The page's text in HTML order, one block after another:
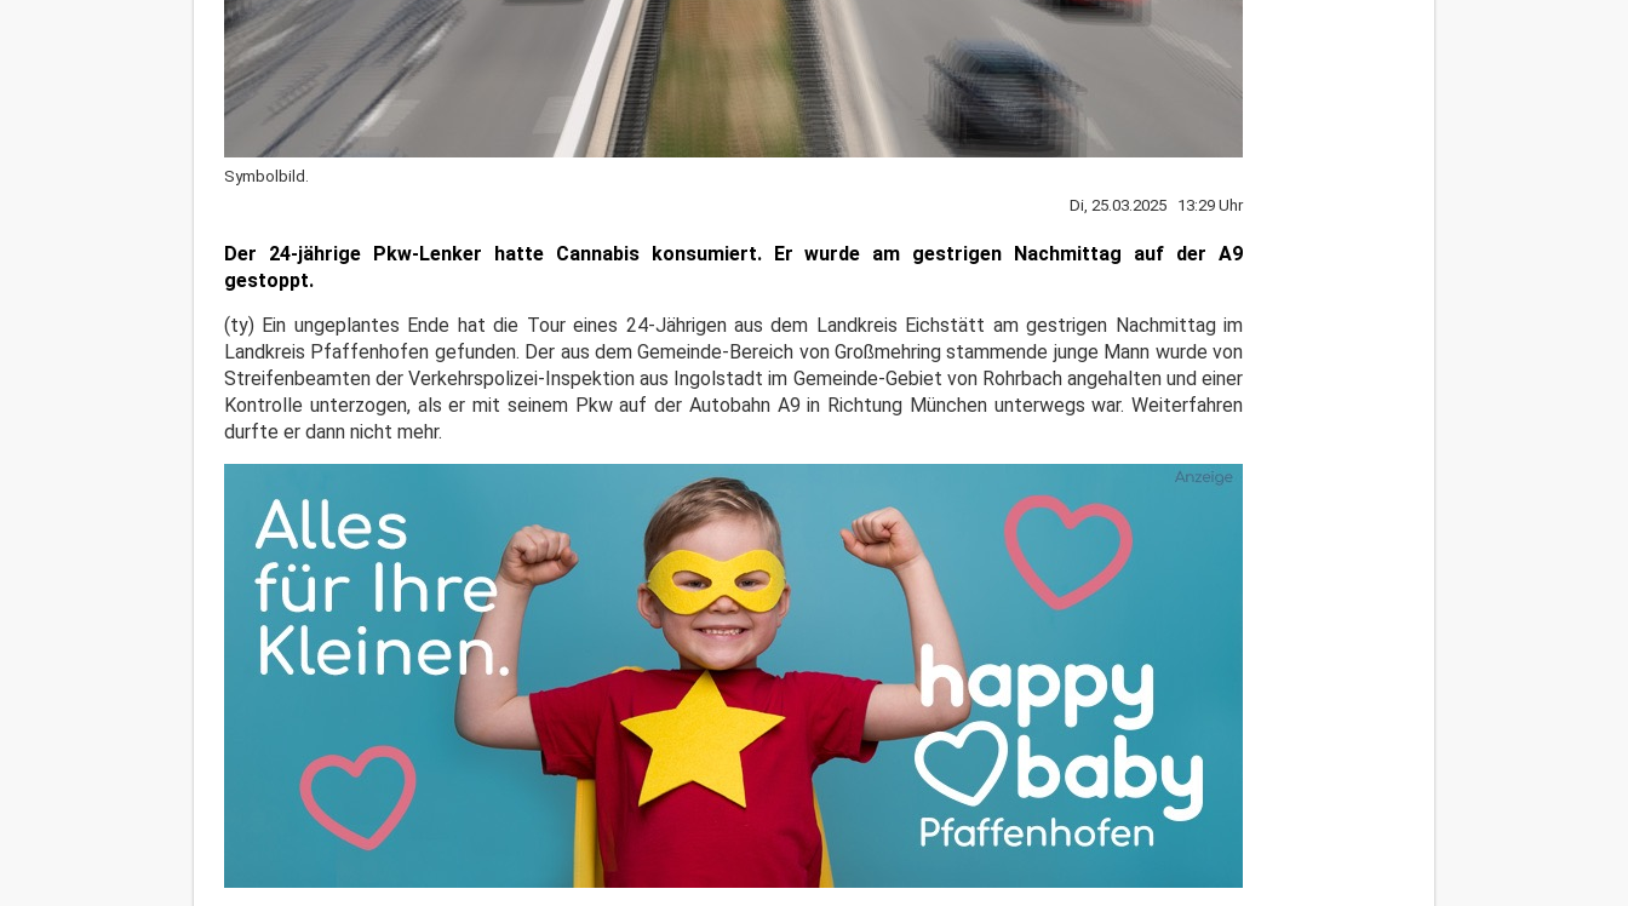
Symbolbild.
Di, 25.03.2025 13:29 Uhr
Der 24-jährige Pkw-Lenker hatte Cannabis konsumiert. Er wurde am gestrigen Nachmittag auf der A9
gestoppt.
(ty) Ein ungeplantes Ende hat die Tour eines 24-Jährigen aus dem Landkreis Eichstätt am gestrigen Nachmittag im
Landkreis Pfaffenhofen gefunden. Der aus dem Gemeinde-Bereich von Großmehring stammende junge Mann wurde von
Streifenbeamten der Verkehrspolizei-Inspektion aus Ingolstadt im Gemeinde-Gebiet von Rohrbach angehalten und einer
Kontrolle unterzogen, als er mit seinem Pkw auf der Autobahn A9 in Richtung München unterwegs war. Weiterfahren
durfte er dann nicht mehr.